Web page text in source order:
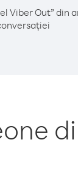
Viber Out” din